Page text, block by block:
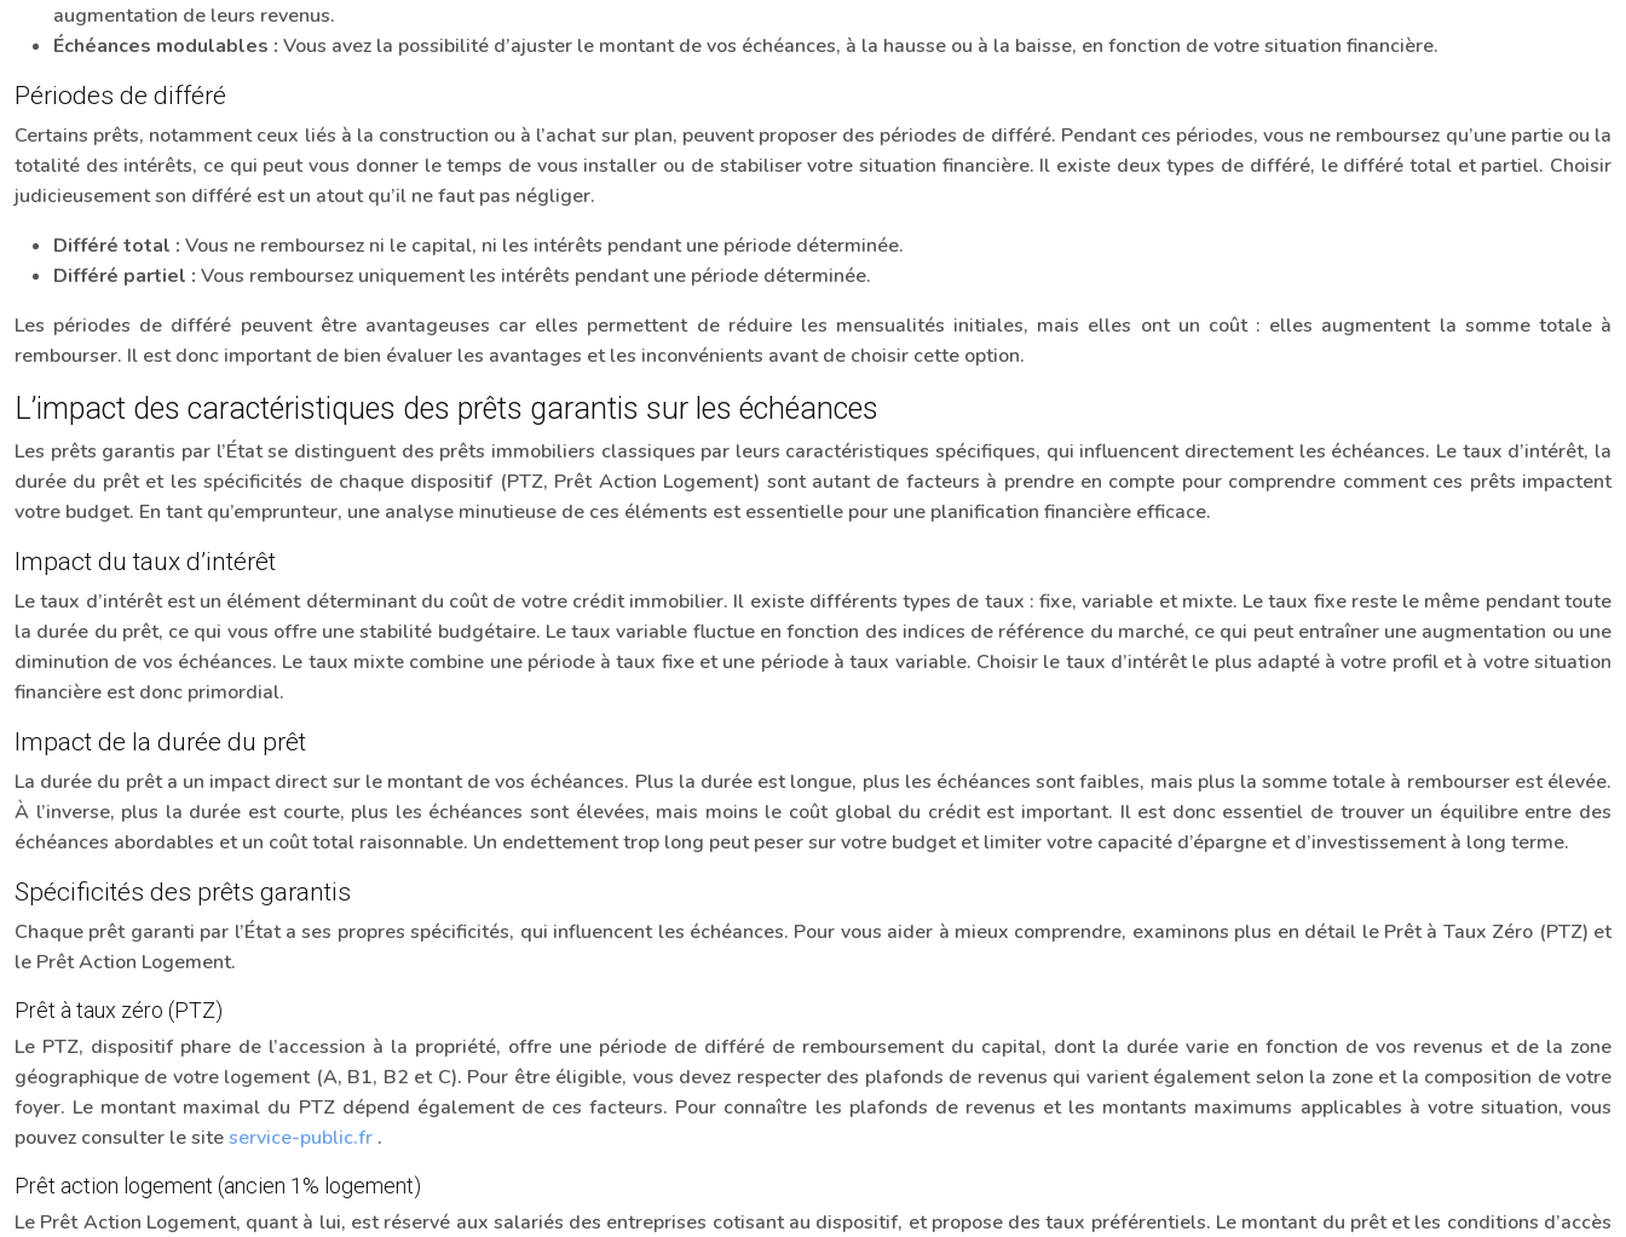
augmentation de leurs revenus.
Échéances modulables : Vous avez la possibilité d’ajuster le montant de vos échéances, à la hausse ou à la baisse, en fonction de votre situation financière.
Périodes de différé
Certains prêts, notamment ceux liés à la construction ou à l’achat sur plan, peuvent proposer des périodes de différé. Pendant ces périodes, vous ne remboursez qu’une partie ou la
totalité des intérêts, ce qui peut vous donner le temps de vous installer ou de stabiliser votre situation financière. Il existe deux types de différé, le différé total et partiel. Choisir
judicieusement son différé est un atout qu’il ne faut pas négliger.
Différé total : Vous ne remboursez ni le capital, ni les intérêts pendant une période déterminée.
Différé partiel : Vous remboursez uniquement les intérêts pendant une période déterminée.
Les périodes de différé peuvent être avantageuses car elles permettent de réduire les mensualités initiales, mais elles ont un coût : elles augmentent la somme totale à
rembourser. Il est donc important de bien évaluer les avantages et les inconvénients avant de choisir cette option.
L’impact des caractéristiques des prêts garantis sur les échéances
Les prêts garantis par l’État se distinguent des prêts immobiliers classiques par leurs caractéristiques spécifiques, qui influencent directement les échéances. Le taux d’intérêt, la
durée du prêt et les spécificités de chaque dispositif (PTZ, Prêt Action Logement) sont autant de facteurs à prendre en compte pour comprendre comment ces prêts impactent
votre budget. En tant qu’emprunteur, une analyse minutieuse de ces éléments est essentielle pour une planification financière efficace.
Impact du taux d’intérêt
Le taux d’intérêt est un élément déterminant du coût de votre crédit immobilier. Il existe différents types de taux : fixe, variable et mixte. Le taux fixe reste le même pendant toute
la durée du prêt, ce qui vous offre une stabilité budgétaire. Le taux variable fluctue en fonction des indices de référence du marché, ce qui peut entraîner une augmentation ou une
diminution de vos échéances. Le taux mixte combine une période à taux fixe et une période à taux variable. Choisir le taux d’intérêt le plus adapté à votre profil et à votre situation
financière est donc primordial.
Impact de la durée du prêt
La durée du prêt a un impact direct sur le montant de vos échéances. Plus la durée est longue, plus les échéances sont faibles, mais plus la somme totale à rembourser est élevée.
À l’inverse, plus la durée est courte, plus les échéances sont élevées, mais moins le coût global du crédit est important. Il est donc essentiel de trouver un équilibre entre des
échéances abordables et un coût total raisonnable. Un endettement trop long peut peser sur votre budget et limiter votre capacité d’épargne et d’investissement à long terme.
Spécificités des prêts garantis
Chaque prêt garanti par l’État a ses propres spécificités, qui influencent les échéances. Pour vous aider à mieux comprendre, examinons plus en détail le Prêt à Taux Zéro (PTZ) et
le Prêt Action Logement.
Prêt à taux zéro (PTZ)
Le PTZ, dispositif phare de l’accession à la propriété, offre une période de différé de remboursement du capital, dont la durée varie en fonction de vos revenus et de la zone
géographique de votre logement (A, B1, B2 et C). Pour être éligible, vous devez respecter des plafonds de revenus qui varient également selon la zone et la composition de votre
foyer. Le montant maximal du PTZ dépend également de ces facteurs. Pour connaître les plafonds de revenus et les montants maximums applicables à votre situation, vous
pouvez consulter le siteservice-public.fr .
Prêt action logement (ancien 1% logement)
Le Prêt Action Logement, quant à lui, est réservé aux salariés des entreprises cotisant au dispositif, et propose des taux préférentiels. Le montant du prêt et les conditions d’accès